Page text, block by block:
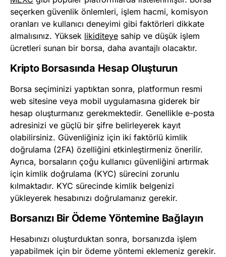
seçerken güvenlik önlemleri, işlem hacmi, komisyon
oranları ve kullanıcı deneyimi gibi faktörleri dikkate
almalısınız. Yüksek likiditeye sahip ve düşük işlem
ücretleri sunan bir borsa, daha avantajlı olacaktır.
Kripto Borsasında Hesap Oluşturun
Borsa seçiminizi yaptıktan sonra, platformun resmi
web sitesine veya mobil uygulamasına giderek bir
hesap oluşturmanız gerekmektedir. Genellikle e-posta
adresinizi ve güçlü bir şifre belirleyerek kayıt
olabilirsiniz. Güvenliğiniz için iki faktörlü kimlik
doğrulama (2FA) özelliğini etkinleştirmeniz önerilir.
Ayrıca, borsaların çoğu kullanıcı güvenliğini artırmak
için kimlik doğrulama (KYC) sürecini zorunlu
kılmaktadır. KYC sürecinde kimlik belgenizi
yükleyerek hesabınızı doğrulamanız gerekir.
Borsanızı Bir Ödeme Yöntemine Bağlayın
Hesabınızı oluşturduktan sonra, borsanızda işlem
yapabilmek için bir ödeme yöntemi eklemeniz gerekir.